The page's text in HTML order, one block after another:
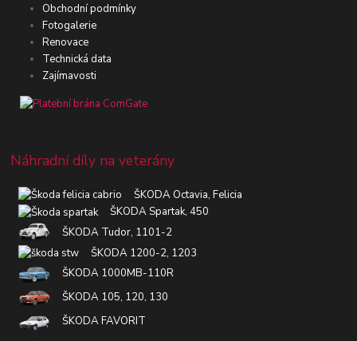
Obchodní podmínky
Fotogalerie
Renovace
Technická data
Zajímavosti
Náhradní díly na veterány
ŠKODA Octavia, Felicia
ŠKODA Spartak, 450
ŠKODA Tudor, 1101-2
ŠKODA 1200-2, 1203
ŠKODA 1000MB-110R
ŠKODA 105, 120, 130
ŠKODA FAVORIT